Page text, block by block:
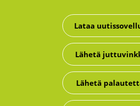
Lataa
Lähetä
Lähetä